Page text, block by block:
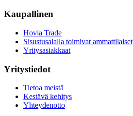
Kaupallinen
Hovia Trade
Sisustusalalla toimivat ammattilaiset
Yritysasiakkaat
Yritystiedot
Tietoa meistä
Kestävä kehitys
Yhteydenotto